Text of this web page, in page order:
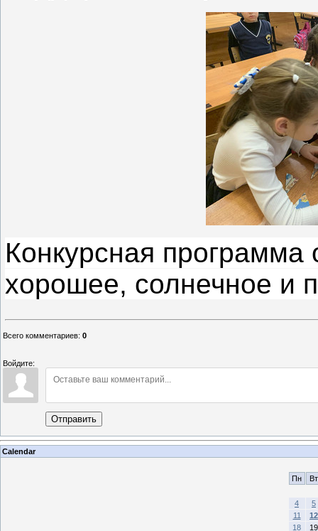
Конкурсная программа
хорошее, солнечное и
Всего комментариев: 0
Войдите:
Отправить
Calendar
Пн Вт
4
5
11
12
18
19